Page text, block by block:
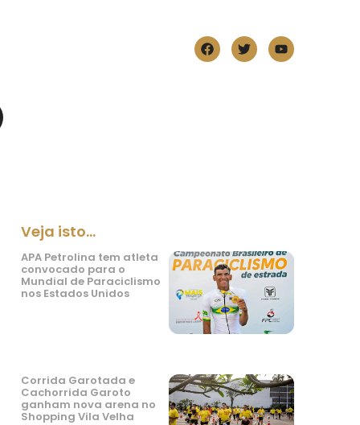
Veja isto...
APA Petrolina tem atleta
convocado para o
Mundial de Paraciclismo
nos Estados Unidos
Corrida Garotada e
Cachorrida Garoto
ganham nova arena no
Shopping Vila Velha